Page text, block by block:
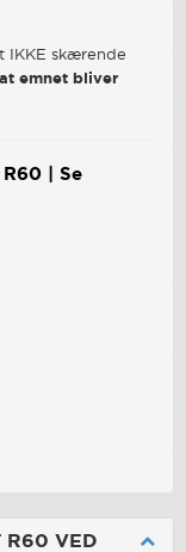
IKKE skærende
emnet bliver
| Se
R60 VED